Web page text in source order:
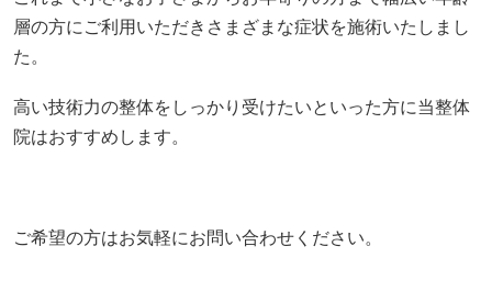
層の方にご利用いただきさまざまな症状を施術いたしまし
た。
高い技術力の整体をしっかり受けたいといった方に当整体
院はおすすめします。
ご希望の方はお気軽にお問い合わせください。